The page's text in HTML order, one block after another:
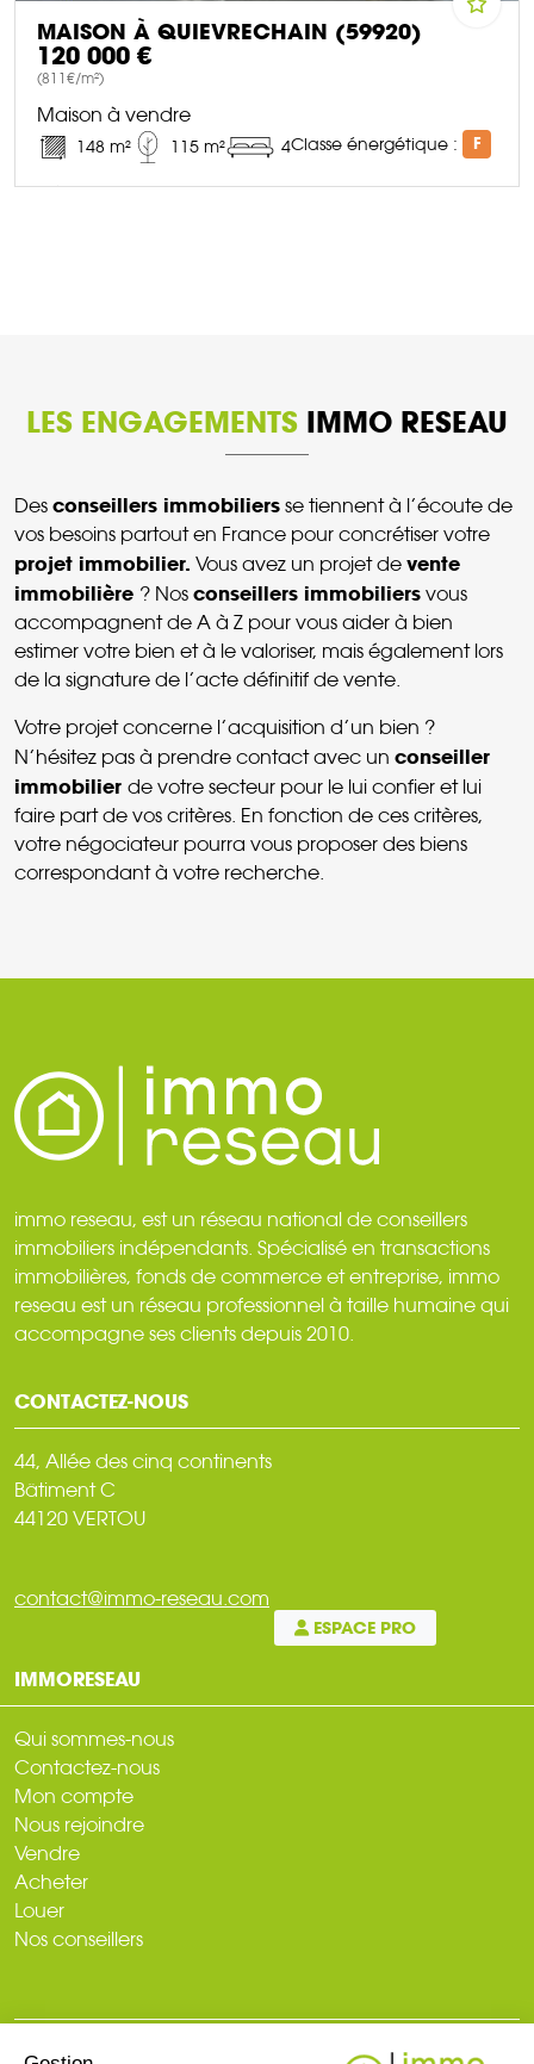
MAISON À QUIEVRECHAIN (59920)
120 000 €
(811€/m²)
Maison à vendre
148 m² 115 m² 4Classe énergétique : F
LES ENGAGEMENTS IMMO RESEAU
Des conseillers immobiliers se tiennent à l’écoute de
vos besoins partout en France pour concrétiser votre
projet immobilier. Vous avez un projet de vente
immobilière ? Nos conseillers immobiliers vous
accompagnent de A à Z pour vous aider à bien
estimer votre bien et à le valoriser, mais également lors
de la signature de l’acte définitif de vente.
Votre projet concerne l’acquisition d’un bien ?
N’hésitez pas à prendre contact avec un conseiller
immobilier de votre secteur pour le lui confier et lui
faire part de vos critères. En fonction de ces critères,
votre négociateur pourra vous proposer des biens
correspondant à votre recherche.
immo reseau, est un réseau national de conseillers
immobiliers indépendants. Spécialisé en transactions
immobilières, fonds de commerce et entreprise, immo
reseau est un réseau professionnel à taille humaine qui
accompagne ses clients depuis 2010.
CONTACTEZ-NOUS
44, Allée des cinq continents
Bâtiment C
44120 VERTOU
contact@immo-reseau.com
ESPACE PRO
IMMORESEAU
Qui sommes-nous
Contactez-nous
Mon compte
Nous rejoindre
Vendre
Acheter
Louer
Nos conseillers